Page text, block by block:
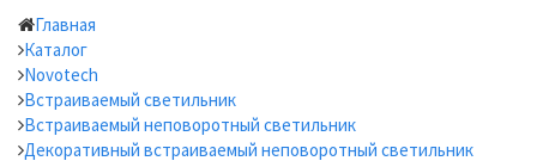
Главная
Каталог
Novotech
Встраиваемый светильник
Встраиваемый неповоротный светильник
Декоративный встраиваемый неповоротный светильник